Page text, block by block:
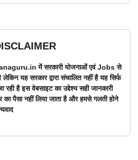
में सरकारी योजनाओं एवं Jobs से
लेकिन यह सरकार द्वारा संचालित नहीं है यह सिर्फ
रही है इस वेबसाइट का उद्देश्य सही जानकारी
का पैसा नहीं लिया जाता है और हमसे गलती होने